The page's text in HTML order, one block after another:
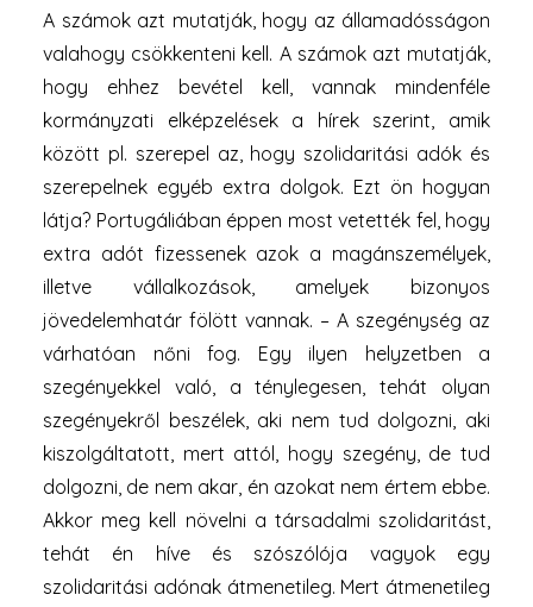
A számok azt mutatják, hogy az államadósságon
valahogy csökkenteni kell. A számok azt mutatják,
hogy ehhez bevétel kell, vannak mindenféle
kormányzati elképzelések a hírek szerint, amik
között pl. szerepel az, hogy szolidaritási adók és
szerepelnek egyéb extra dolgok. Ezt ön hogyan
látja? Portugáliában éppen most vetették fel, hogy
extra adót fizessenek azok a magánszemélyek,
illetve vállalkozások, amelyek bizonyos
jövedelemhatár fölött vannak. – A szegénység az
várhatóan nőni fog. Egy ilyen helyzetben a
szegényekkel való, a ténylegesen, tehát olyan
szegényekről beszélek, aki nem tud dolgozni, aki
kiszolgáltatott, mert attól, hogy szegény, de tud
dolgozni, de nem akar, én azokat nem értem ebbe.
Akkor meg kell növelni a társadalmi szolidaritást,
tehát én híve és szószólója vagyok egy
szolidaritási adónak átmenetileg. Mert átmenetileg